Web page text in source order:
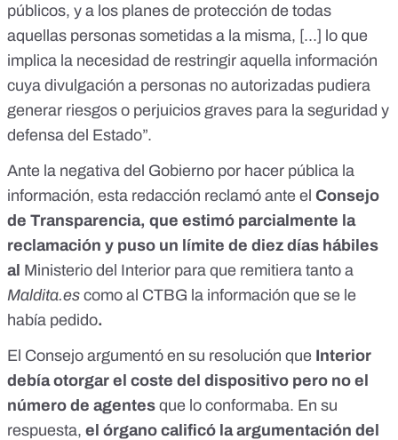
públicos, y a los planes de protección de todas
aquellas personas sometidas a la misma, [...] lo que
implica la necesidad de restringir aquella información
cuya divulgación a personas no autorizadas pudiera
generar riesgos o perjuicios graves para la seguridad y
defensa del Estado”.
Ante la negativa del Gobierno por hacer pública la
información, esta redacción reclamó ante el Consejo
de Transparencia, que estimó parcialmente la
reclamación y puso un límite de diez días hábiles
al Ministerio del Interior para que remitiera tanto a
Maldita.es como al CTBG la información que se le
había pedido.
El Consejo argumentó en su resolución que Interior
debía otorgar el coste del dispositivo pero no el
número de agentes que lo conformaba. En su
respuesta, el órgano calificó la argumentación del